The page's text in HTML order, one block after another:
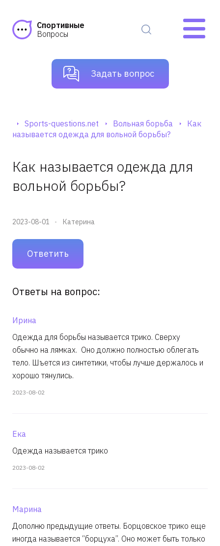
Спортивные
Вопросы
Задать вопрос
Sports-questions.net Вольная борьба
Как
называется одежда для вольной борьбы?
Как называется одежда для
вольной борьбы?
2023-08-01 Катерина
Ответить
Ответы на вопрос:
Ирина
Одежда для борьбы называется трико. Сверху
обычно на лямках. Оно должно полностью облегать
тело. Шъется из синтетики, чтобы лучше держалось и
хорошо тянулись.
2023-08-02
Ека
Одежда называется трико
2023-08-02
Марина
Дополню предыдущие ответы. Борцовское трико еще
иногда называется “борцуха”. Оно может быть только